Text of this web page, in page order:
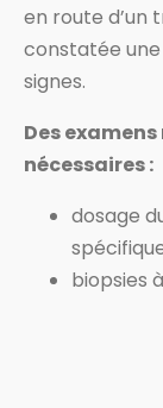
en route d’un
constatée
signes.
Des
nécessaires :
dosage
biopsies